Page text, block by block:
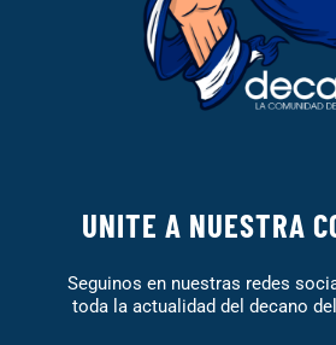
UNITE A NUESTRA
Seguinos en nuestras redes
toda la actualidad del decano